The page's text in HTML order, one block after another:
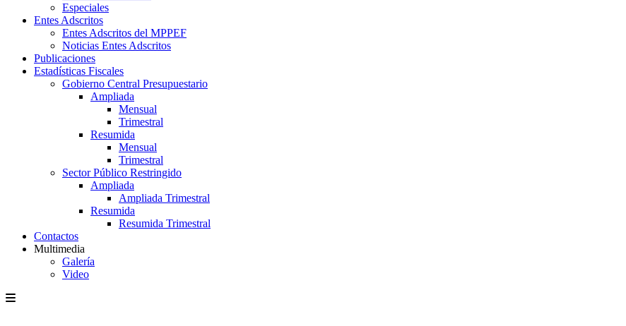
Especiales
Entes Adscritos
Entes Adscritos del MPPEF
Noticias Entes Adscritos
Publicaciones
Estadísticas Fiscales
Gobierno Central Presupuestario
Ampliada
Mensual
Trimestral
Resumida
Mensual
Trimestral
Sector Público Restringido
Ampliada
Ampliada Trimestral
Resumida
Resumida Trimestral
Contactos
Multimedia
Galería
Video